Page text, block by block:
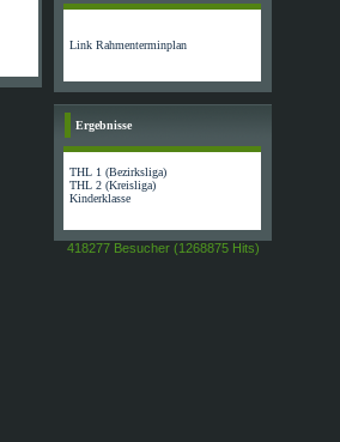
Link Rahmenterminplan
Ergebnisse
THL 1 (Bezirksliga)
THL 2 (Kreisliga)
Kinderklasse
418277 Besucher (1268875 Hits)